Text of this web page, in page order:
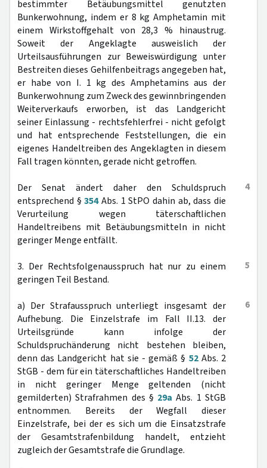
bestimmter Betäubungsmittel genutzten
Bunkerwohnung, indem er 8 kg Amphetamin mit
einem Wirkstoffgehalt von 28,3 % hinaustrug.
Soweit der Angeklagte ausweislich der
Urteilsausführungen zur Beweiswürdigung unter
Bestreiten dieses Gehilfenbeitrags angegeben hat,
er habe von I. 1 kg des Amphetamins aus der
Bunkerwohnung zum Zweck des gewinnbringenden
Weiterverkaufs erworben, ist das Landgericht
seiner Einlassung - rechtsfehlerfrei - nicht gefolgt
und hat entsprechende Feststellungen, die ein
eigenes Handeltreiben des Angeklagten in diesem
Fall tragen könnten, gerade nicht getroffen.
4
Der Senat ändert daher den Schuldspruch
entsprechend §354Abs. 1 StPO dahin ab, dass die
Verurteilung wegen täterschaftlichen
Handeltreibens mit Betäubungsmitteln in nicht
geringer Menge entfällt.
5
3. Der Rechtsfolgenausspruch hat nur zu einem
geringen Teil Bestand.
6
a) Der Strafausspruch unterliegt insgesamt der
Aufhebung. Die Einzelstrafe im Fall II.13. der
Urteilsgründe kann infolge der
Schuldspruchänderung nicht bestehen bleiben,
denn das Landgericht hat sie - gemäß § 52Abs. 2
StGB - dem für ein täterschaftliches Handeltreiben
in nicht geringer Menge geltenden (nicht
gemilderten) Strafrahmen des § 29a Abs. 1 StGB
entnommen. Bereits der Wegfall dieser
Einzelstrafe, bei der es sich um die Einsatzstrafe
der Gesamtstrafenbildung handelt, entzieht
zugleich der Gesamtstrafe die Grundlage.